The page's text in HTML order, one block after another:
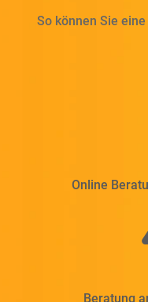
So können Sie
Online
Beratung